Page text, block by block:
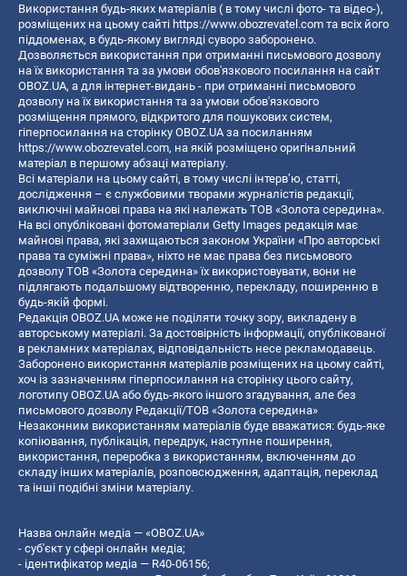
Використання будь-яких матеріалів ( в тому числі фото- та відео-),
розміщених на цьому сайті https://www.obozrevatel.com та всіх його
піддоменах, в будь-якому вигляді суворо заборонено.
Дозволяється використання при отриманні письмового дозволу
на їх використання та за умови обов'язкового посилання на сайт
OBOZ.UA, а для інтернет-видань - при отриманні письмового
дозволу на їх використання та за умови обов'язкового
розміщення прямого, відкритого для пошукових систем,
гіперпосилання на сторінку OBOZ.UA за посиланням
https://www.obozrevatel.com, на якій розміщено оригінальний
матеріал в першому абзаці матеріалу.
Всі матеріали на цьому сайті, в тому числі інтерв’ю, статті,
дослідження – є службовими творами журналістів редакції,
виключні майнові права на які належать ТОВ «Золота середина».
На всі опубліковані фотоматеріали Getty Images редакція має
майнові права, які захищаються законом України «Про авторські
права та суміжні права», ніхто не має права без письмового
дозволу ТОВ «Золота середина» їх використовувати, вони не
підлягають подальшому відтворенню, перекладу, поширенню в
будь-якій формі.
Редакція OBOZ.UA може не поділяти точку зору, викладену в
авторському матеріалі. За достовірність інформації, опублікованої
в рекламних матеріалах, відповідальність несе рекламодавець.
Заборонено використання матеріалів розміщених на цьому сайті,
хоч із зазначенням гіперпосилання на сторінку цього сайту,
логотипу OBOZ.UA або будь-якого іншого згадування, але без
письмового дозволу Редакції/ТОВ «Золота середина»
Незаконним використанням матеріалів буде вважатися: будь-яке
копiювання, публiкацiя, передрук, наступне поширення,
використання, переробка з використанням, включенням до
складу інших матеріалів, розповсюдження, адаптація, переклад
та інші подібні зміни матеріалу.
Назва онлайн медіа — «OBOZ.UA»
- суб'єкт у сфері онлайн медіа;
- ідентифікатор медіа — R40-06156;